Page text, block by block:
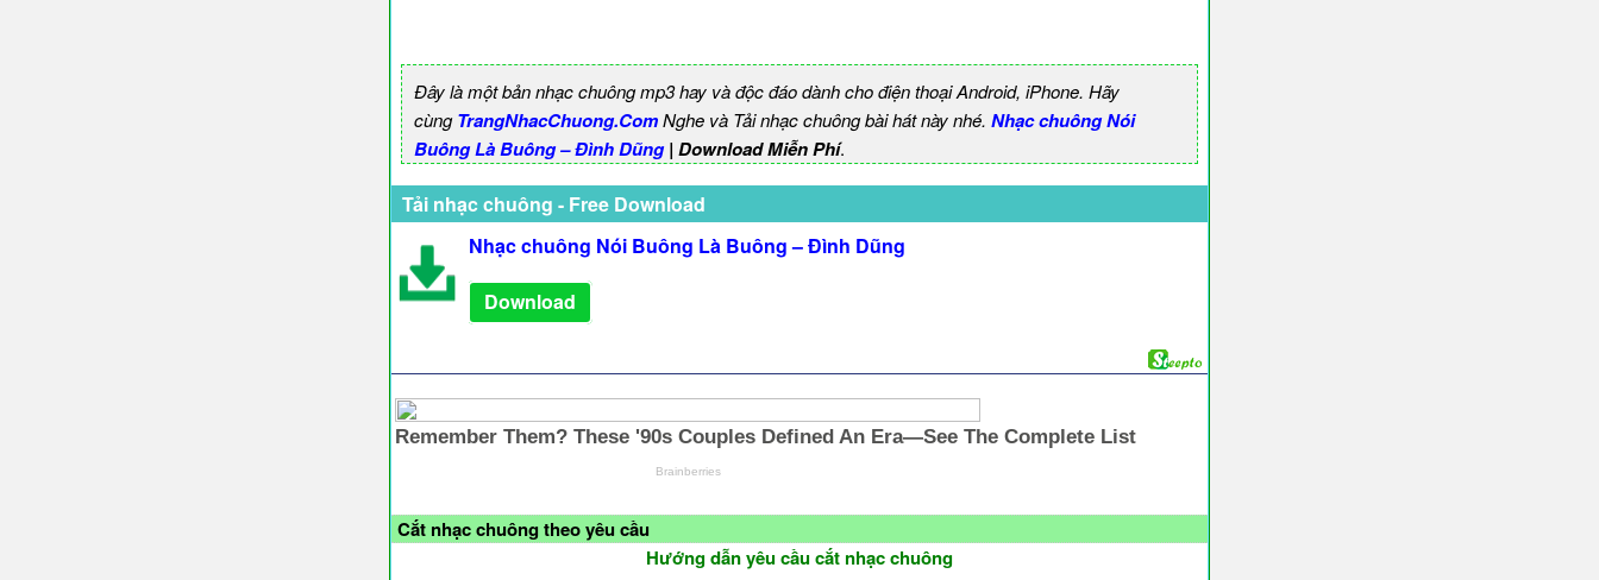
Đây là một bản nhạc chuông mp3 hay và độc đáo dành cho điện thoại Android, iPhone. Hãy
cùngTrangNhacChuong.ComNghe và Tải nhạc chuông bài hát này nhé. Nhạc chuông Nói
Buông Là Buông – Đình Dũng| Download Miễn Phí.
Tải nhạc chuông - Free Download
Nhạc chuông Nói Buông Là Buông – Đình Dũng
Download
Cắt nhạc chuông theo yêu cầu
Hướng dẫn yêu cầu cắt nhạc chuông